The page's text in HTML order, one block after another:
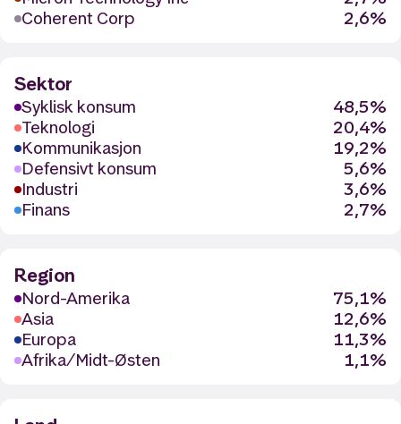
Coherent Corp
2,6%
Sektor
Syklisk konsum
48,5%
Teknologi
20,4%
Kommunikasjon
19,2%
Defensivt konsum
5,6%
Industri
3,6%
Finans
2,7%
Region
Nord-Amerika
75,1%
Asia
12,6%
Europa
11,3%
Afrika/Midt-Østen
1,1%